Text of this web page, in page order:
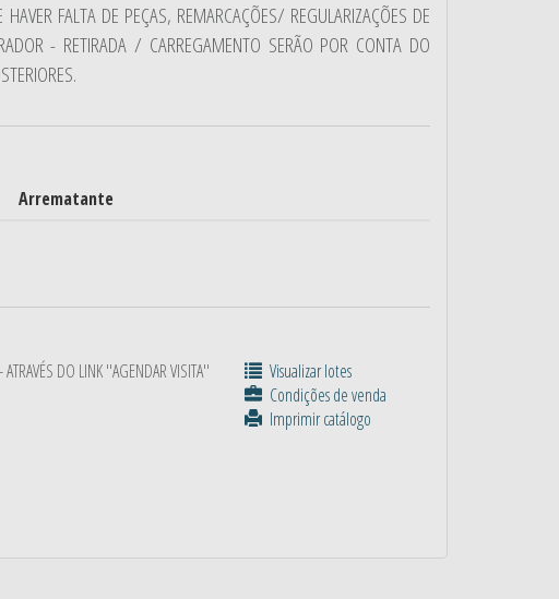
FALTA DE PEÇAS, REMARCAÇÕES/ REGULARIZAÇÕES DE
- RETIRADA / CARREGAMENTO SERÃO POR CONTA DO
Arrematante
DO LINK ''AGENDAR VISITA''
Visualizar lotes
Condições de venda
Imprimir catálogo